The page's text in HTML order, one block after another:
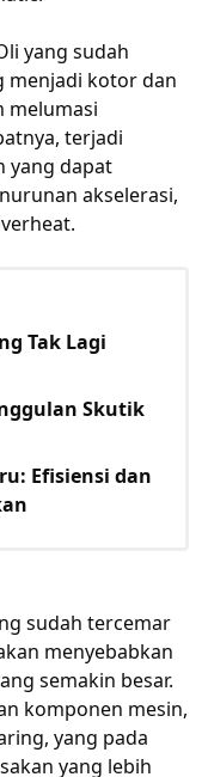
yang sudah
menjadi kotor dan
melumasi
terjadi
yang dapat
akselerasi,
Tak Lagi
Skutik
Efisiensi dan
sudah tercemar
menyebabkan
semakin besar.
komponen mesin,
yang pada
yang lebih